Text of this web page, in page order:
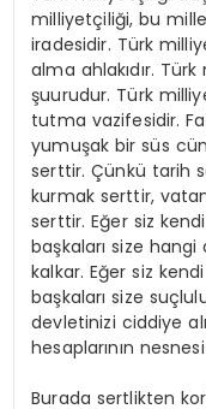
milliyetçiliği, bu
iradesidir. Türk
alma ahlakıdır.
şuurudur. Türk
tutma vazifesidir.
yumuşak bir süs
serttir. Çünkü tarih
kurmak serttir,
serttir. Eğer siz
başkaları size hangi
kalkar. Eğer siz
başkaları size
devletinizi ciddiye
hesaplarının
Burada sertlikten